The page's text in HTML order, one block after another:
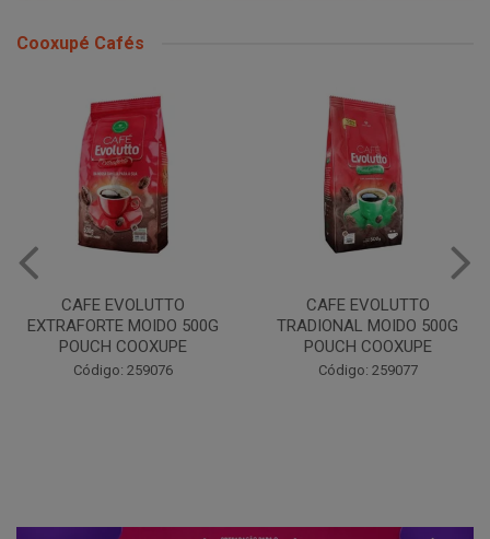
Cooxupé Cafés
CAFE EVOLUTTO
EXTRAFORTE MOIDO 500G
POUCH COOXUPE
Código: 259076
CAFE EVOLUTTO
TRADIONAL MOIDO 500G
POUCH COOXUPE
Código: 259077